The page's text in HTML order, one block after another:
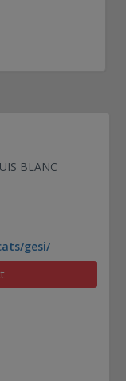
BLANC
gesi/